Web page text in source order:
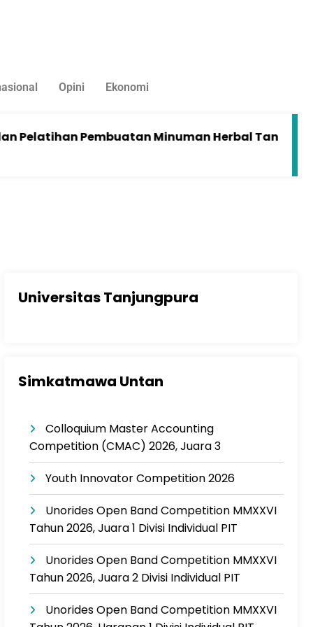
Opini Ekonomi
Pembuatan Minuman Herbal Tanaman
Universitas Tanjungpura
Simkatmawa Untan
Colloquium Master Accounting
Competition (CMAC) 2026, Juara 3
Youth Innovator Competition 2026
Unorides Open Band Competition MMXXVI
Tahun 2026, Juara 1 Divisi Individual PIT
Unorides Open Band Competition MMXXVI
Tahun 2026, Juara 2 Divisi Individual PIT
Unorides Open Band Competition MMXXVI